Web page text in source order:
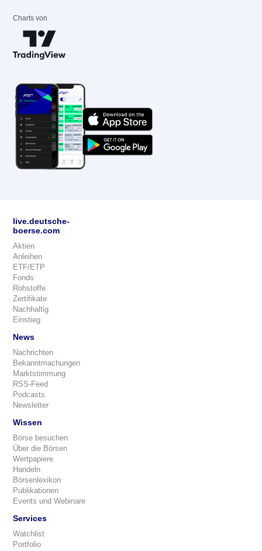
Charts von
live.deutsche-
boerse.com
Aktien
Anleihen
ETF/ETP
Fonds
Rohstoffe
Zertifikate
Nachhaltig
Einstieg
News
Nachrichten
Bekanntmachungen
Marktstimmung
RSS-Feed
Podcasts
Newsletter
Wissen
Börse besuchen
Über die Börsen
Wertpapiere
Handeln
Börsenlexikon
Publikationen
Events und Webinare
Services
Watchlist
Portfolio